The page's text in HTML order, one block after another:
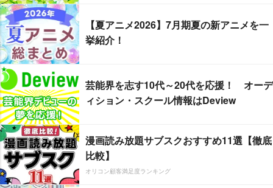
【夏アニメ2026】7月期夏の新アニメを一
挙紹介！
芸能界を志す10代～20代を応援！ オーデ
ィション・スクール情報はDeview
漫画読み放題サブスクおすすめ11選【徹底
比較】
オリコン顧客満足度ランキング